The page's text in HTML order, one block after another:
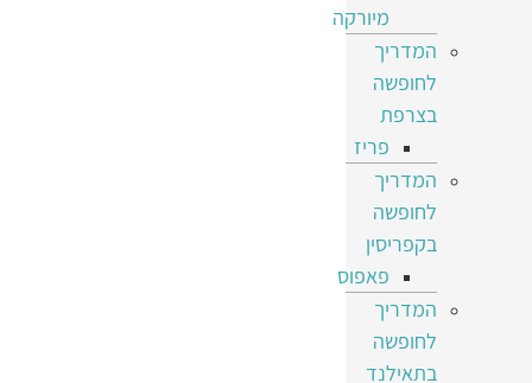
מיורקה
המדריך
לחופשה
בצרפת
פריז
המדריך
לחופשה
בקפריסין
פאפוס
המדריך
לחופשה
בתאילנד